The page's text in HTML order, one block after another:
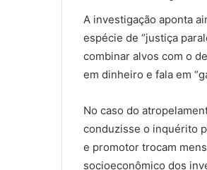
A investigação aponta
espécie de “justiça
combinar alvos com o
em dinheiro e fala em
No caso do
conduzisse o inquérito
e promotor trocam
socioeconômico dos